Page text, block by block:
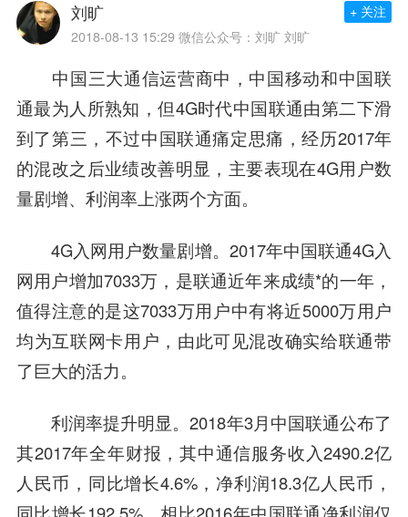
刘旷
2018-08-13 15:29 微信公众号：刘旷 刘旷
+ 关注
中国三大通信运营商中， 中国移动和中国联
通最为人所熟知，但4G时代中国联通由第二下滑
到了第三，不过中国联通痛定思痛，经历2017年
的混改之后业绩改善明显，主要表现在4G用户数
量剧增、利润率上涨两个方面。
4G入网用户数量剧增。2017年中国联通4G入
网用户增加7033万，是联通近年来成绩*的一年，
值得注意的是这7033万用户中有将近5000万用户
均为互联网卡用户，由此可见混改确实给联通带
了巨大的活力。
利润率提升明显。2018年3月中国联通公布了
其2017年全年财报，其中通信服务收入2490.2亿
人民币，同比增长4.6%，净利润18.3亿人民币，